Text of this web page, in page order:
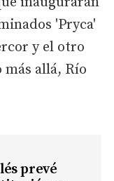
'Pryca'
y el otro
allá, Río
prevé